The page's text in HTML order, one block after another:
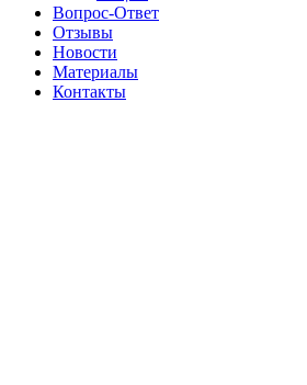
Вопрос-Ответ
Отзывы
Новости
Материалы
Контакты